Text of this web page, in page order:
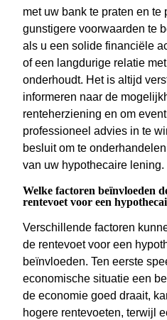
met uw bank te praten en te
gunstigere voorwaarden te
als u een solide financiële
of een langdurige relatie
onderhoudt. Het is altijd
informeren naar de
renteherziening en om
professioneel advies in te
besluit om te
van uw hypothecaire lening.
Welke factoren beïnvloeden
rentevoet voor een
Verschillende factoren
de rentevoet voor een
beïnvloeden. Ten eerste
economische situatie een
de economie goed draait,
hogere rentevoeten, terwijl